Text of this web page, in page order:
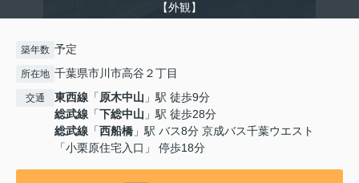
【外観】
築年数 予定
所在地 千葉県市川市高谷２丁目
交通 東西線 「原木中山 」駅 徒歩9分
総武線 「下総中山 」駅 徒歩28分
総武線 「西船橋 」駅 バス8分 京成バス千葉ウエスト
「小栗原住宅入口」 停歩18分